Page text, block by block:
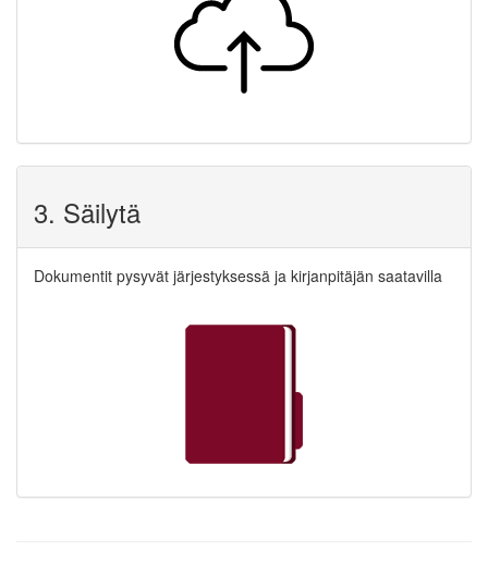
3. Säilytä
Dokumentit pysyvät järjestyksessä ja kirjanpitäjän saatavilla